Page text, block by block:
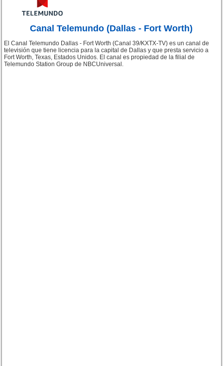
Canal Telemundo (Dallas - Fort Worth)
El Canal Telemundo Dallas - Fort Worth (Canal 39/KXTX-TV) es un canal de
televisión que tiene licencia para la capital de Dallas y que presta servicio a
Fort Worth, Texas, Estados Unidos. El canal es propiedad de la filial de
Telemundo Station Group de NBCUniversal.